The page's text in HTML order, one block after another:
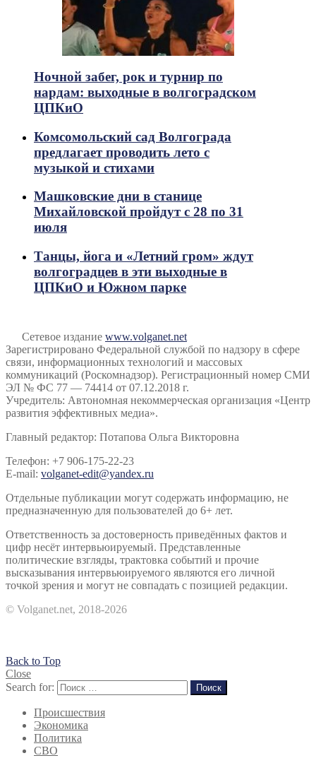
Ночной забег, рок и турнир по
нардам: выходные в волгоградском
ЦПКиО
Комсомольский сад Волгограда
предлагает проводить лето с
музыкой и стихами
Машковские дни в станице
Михайловской пройдут с 28 по 31
июля
Танцы, йога и «Летний гром» ждут
волгоградцев в эти выходные в
ЦПКиО и Южном парке
Сетевое издание www.volganet.net
Зарегистрировано Федеральной службой по надзору в сфере
связи, информационных технологий и массовых
коммуникаций (Роскомнадзор). Регистрационный номер СМИ
ЭЛ № ФС 77 — 74414 от 07.12.2018 г.
Учредитель: Автономная некоммерческая организация «Центр
развития эффективных медиа».
Главный редактор: Потапова Ольга Викторовна
Телефон: +7 906-175-22-23
E-mail: volganet-edit@yandex.ru
Отдельные публикации могут содержать информацию, не
предназначенную для пользователей до 6+ лет.
Ответственность за достоверность приведённых фактов и
цифр несёт интервьюируемый. Представленные
политические взгляды, трактовка событий и прочие
высказывания интервьюируемого являются его личной
точкой зрения и могут не совпадать с позицией редакции.
© Volganet.net, 2018-2026
Back to Top
Close
Search for:
Поиск
Происшествия
Экономика
Политика
СВО